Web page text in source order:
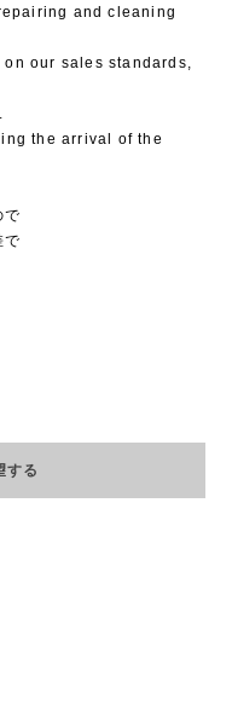
and cleaning
our sales standards,
the arrival of the
で
で
する